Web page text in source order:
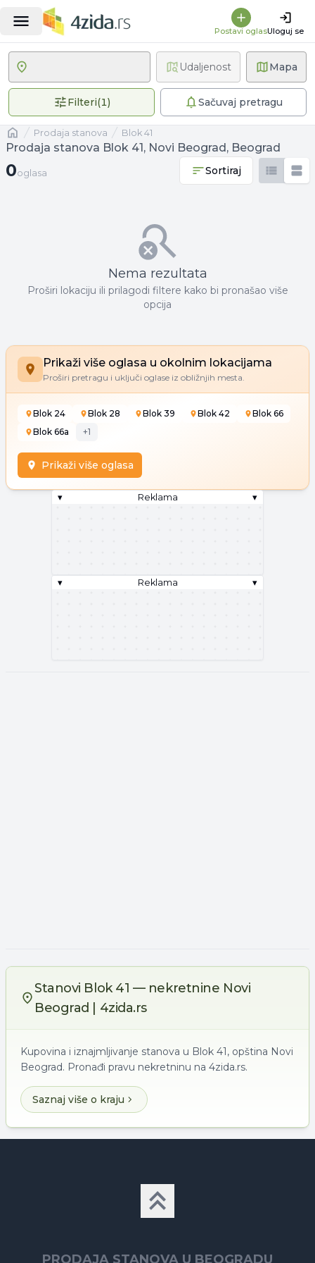
Postavi oglasUloguj se
Mapa
Filteri(1)1 primenjen filterSačuvaj pretragu
Udaljenost
Naslovnaprodaja stanova Blok 41
Prodaja stanova Blok 41, Novi Beograd, Beograd
0 oglasa
0oglasa Sortiraj
Nema rezultata
Proširi lokaciju ili prilagodi filtere kako bi pronašao više
opcija
Prikaži više oglasa u okolnim lokacijama
Proširi pretragu i uključi oglase iz obližnjih mesta.
Blok 24 Blok 28 Blok 39 Blok 42
Blok 66
Blok 66a
+1
Prikaži više oglasa
▾ Reklama ▾
▾ Reklama ▾
Stanovi Blok 41 — nekretnine Novi
Beograd | 4zida.rs
Kupovina i iznajmljivanje stanova u Blok 41, opština Novi
Beograd. Pronađi pravu nekretninu na 4zida.rs.
Saznaj više o kraju
PRODAJA STANOVA U BEOGRADU